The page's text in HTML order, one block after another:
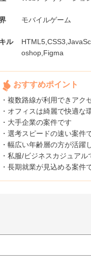
モバイルゲーム
ル
oshop,Figma
おすすめポイント
・複数路線が利用できアク
・オフィスは綺麗で快適な
・大手企業の案件です
・選考スピードの速い案件
・幅広い年齢層の方が活躍
・私服/ビジネスカジュア
・長期就業が見込める案件